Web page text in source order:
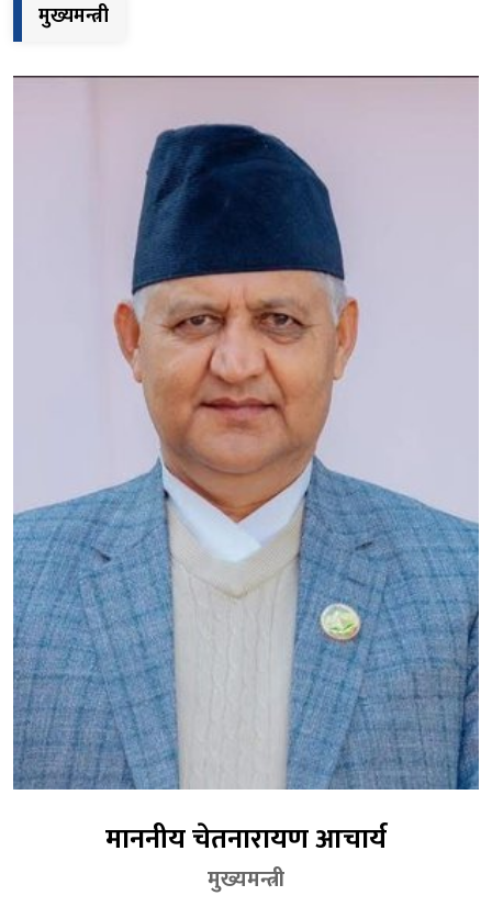
मुख्यमन्त्री
माननीय चेतनारायण आचार्य